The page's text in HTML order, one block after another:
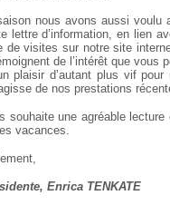
nous avons aussi voulu
lettre d’information, en lien
de visites sur notre site
de l’intérêt que
plaisir d’autant plus vif
de nos prestations
souhaite une agréable lecture
vacances.
Enrica TENKATE